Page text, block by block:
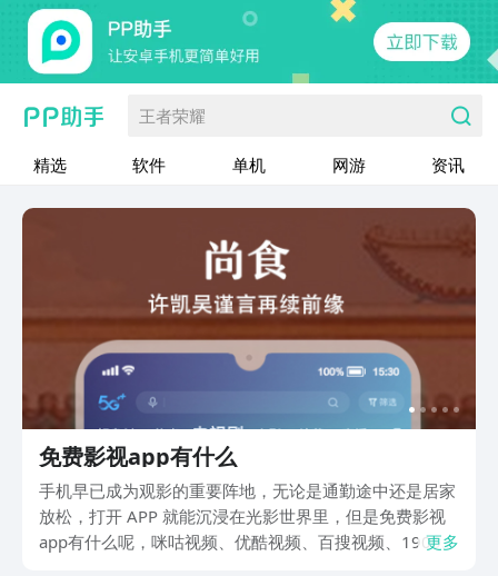
王者荣耀
精选 软件 单机 网游 资讯
免费影视app有什么
手机早已成为观影的重要阵地，无论是通勤途中还是居家
放松，打开 APP 就能沉浸在光影世界里，但是免费影视
app有什么呢，咪咕视频、优酷视频、百搜视频、1905更多